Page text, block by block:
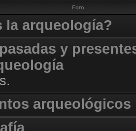
Foro
la arqueología?
y
arqueológicos